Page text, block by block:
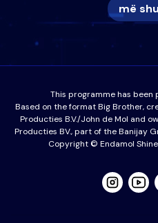
më
This programme has been
Based on the format Big Brother,
Producties B.V./John de Mol and
Producties BV., part of the Banijay
Copyright © Endamol